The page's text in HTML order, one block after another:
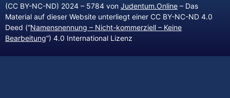
(CC BY-NC-ND) 2024 – 5784 von Judentum.Online – Das
Material auf dieser Website unterliegt einer CC BY-NC-ND 4.0
Deed (“Namensnennung – Nicht-kommerziell – Keine
Bearbeitung“) 4.0 International Lizenz